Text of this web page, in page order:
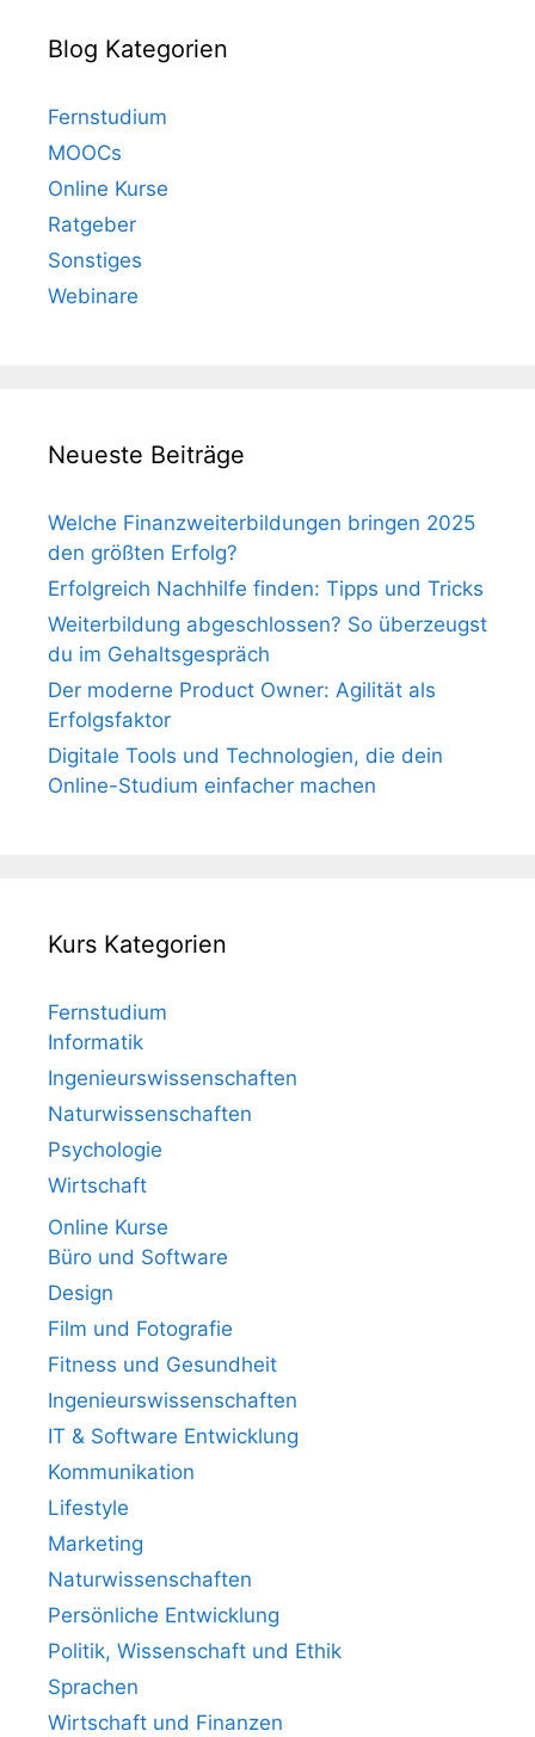
Blog Kategorien
Fernstudium
MOOCs
Online Kurse
Ratgeber
Sonstiges
Webinare
Neueste Beiträge
Welche Finanzweiterbildungen bringen 2025
den größten Erfolg?
Erfolgreich Nachhilfe finden: Tipps und Tricks
Weiterbildung abgeschlossen? So überzeugst
du im Gehaltsgespräch
Der moderne Product Owner: Agilität als
Erfolgsfaktor
Digitale Tools und Technologien, die dein
Online-Studium einfacher machen
Kurs Kategorien
Fernstudium
Informatik
Ingenieurswissenschaften
Naturwissenschaften
Psychologie
Wirtschaft
Online Kurse
Büro und Software
Design
Film und Fotografie
Fitness und Gesundheit
Ingenieurswissenschaften
IT & Software Entwicklung
Kommunikation
Lifestyle
Marketing
Naturwissenschaften
Persönliche Entwicklung
Politik, Wissenschaft und Ethik
Sprachen
Wirtschaft und Finanzen